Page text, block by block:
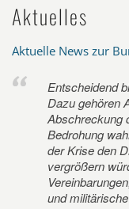
Aktuelles
Aktuelle News zur
Entscheidend
Dazu gehören
Abschreckung
Bedrohung
der Krise den
vergrößern
und